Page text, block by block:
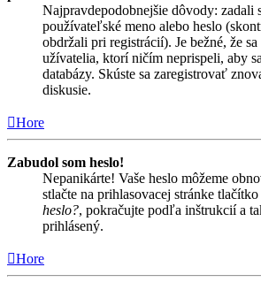
Najpravdepodobnejšie dôvody: zadali
používateľské meno alebo heslo
obdržali pri registrácií). Je bežné, že
užívatelia, ktorí ničím neprispeli, aby
databázy. Skúste sa zaregistrovať
diskusie.
Hore
Zabudol som heslo!
Nepanikárte! Vaše heslo môžeme
stlačte na prihlasovacej stránke tlačítko
heslo?, pokračujte podľa inštrukcií a
prihlásený.
Hore